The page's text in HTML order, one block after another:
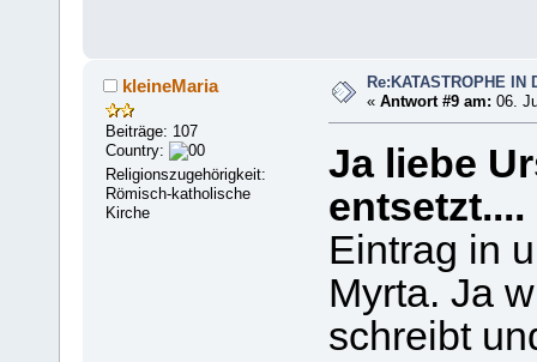
kleineMaria
Beiträge: 107
Country:
Religionszugehörigkeit:
Römisch-katholische
Kirche
Re:KATASTROPHE IN
«Antwort #9 am: 06.
Ja liebe
entsetzt....
Eintrag in
Myrta. Ja
schreibt